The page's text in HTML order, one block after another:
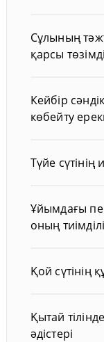
Сұлының
қарсы
Кейбір
көбейту
Түйе
Ұйымдағы
оның
Қой сүтінің
Қытай
әдістері